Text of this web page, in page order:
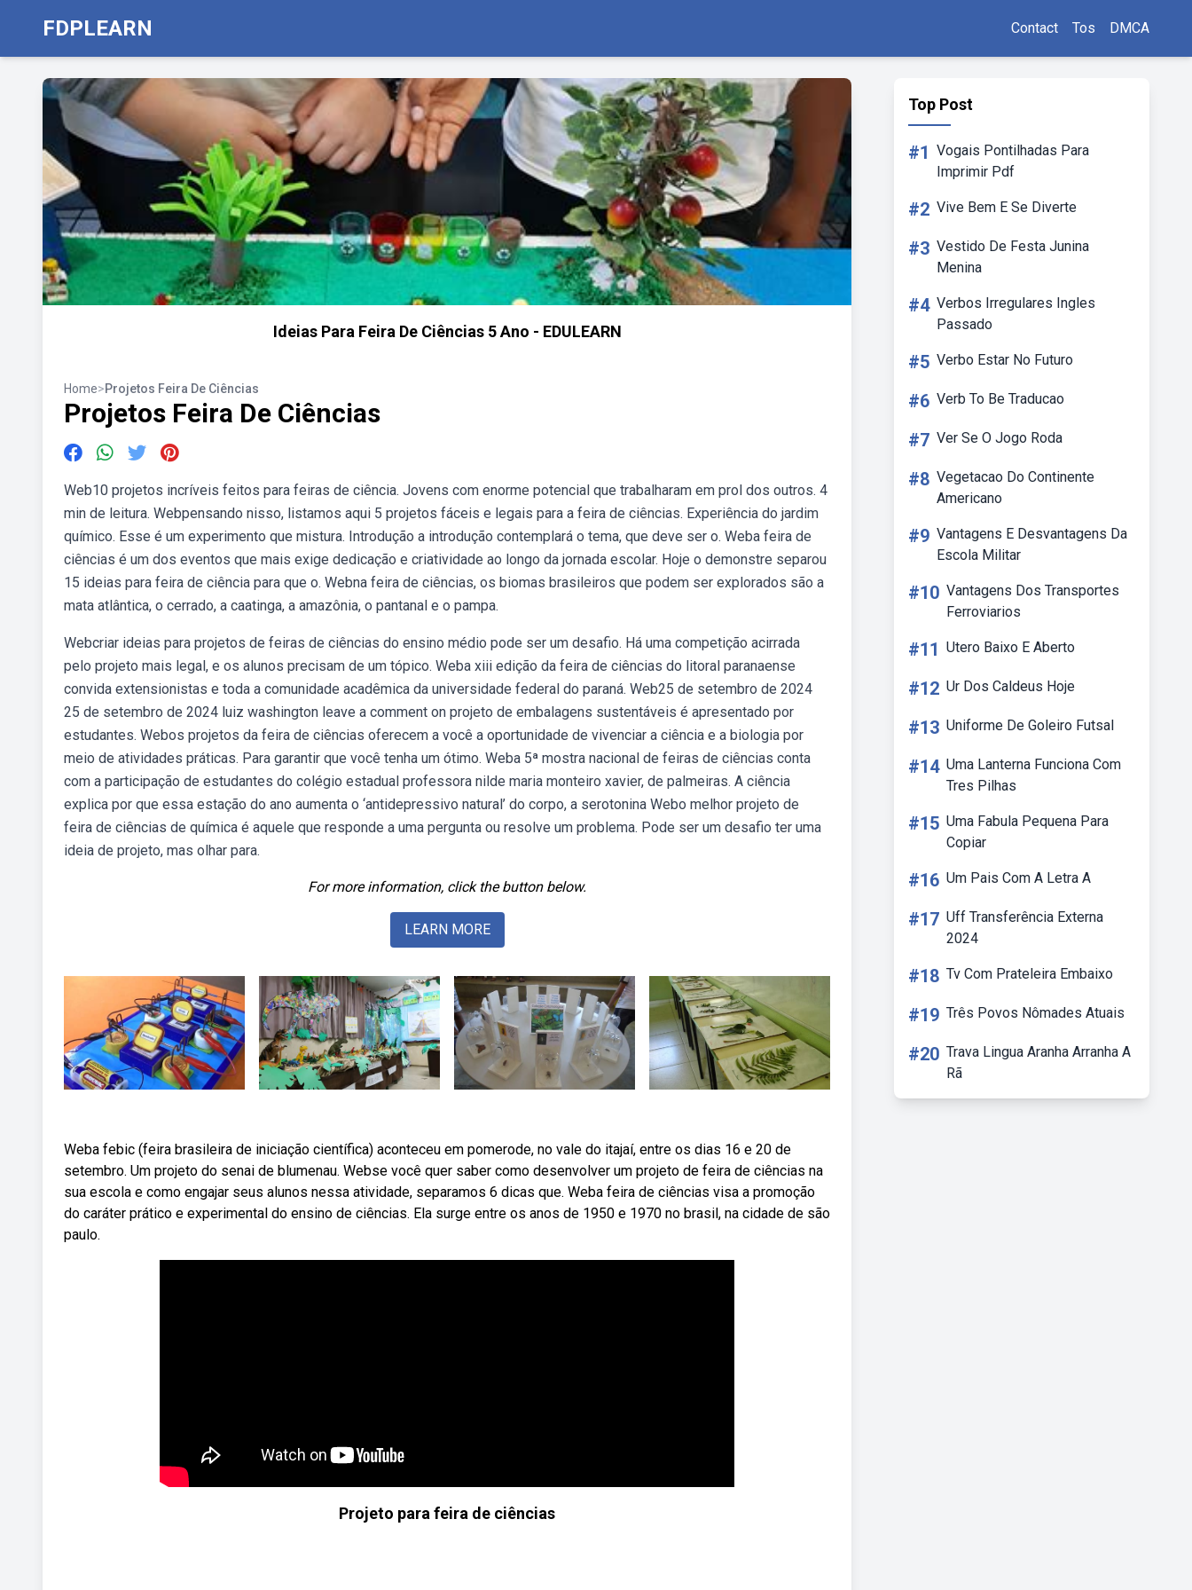
FDPLEARN Contact Tos DMCA
Ideias Para Feira De Ciências 5 Ano - EDULEARN
Home>Projetos Feira De Ciências
Projetos Feira De Ciências
Web10 projetos incríveis feitos para feiras de ciência. Jovens com enorme potencial que trabalharam em prol dos outros. 4
min de leitura. Webpensando nisso, listamos aqui 5 projetos fáceis e legais para a feira de ciências. Experiência do jardim
químico. Esse é um experimento que mistura. Introdução a introdução contemplará o tema, que deve ser o. Weba feira de
ciências é um dos eventos que mais exige dedicação e criatividade ao longo da jornada escolar. Hoje o demonstre separou
15 ideias para feira de ciência para que o. Webna feira de ciências, os biomas brasileiros que podem ser explorados são a
mata atlântica, o cerrado, a caatinga, a amazônia, o pantanal e o pampa.
Webcriar ideias para projetos de feiras de ciências do ensino médio pode ser um desafio. Há uma competição acirrada
pelo projeto mais legal, e os alunos precisam de um tópico. Weba xiii edição da feira de ciências do litoral paranaense
convida extensionistas e toda a comunidade acadêmica da universidade federal do paraná. Web25 de setembro de 2024
25 de setembro de 2024 luiz washington leave a comment on projeto de embalagens sustentáveis é apresentado por
estudantes. Webos projetos da feira de ciências oferecem a você a oportunidade de vivenciar a ciência e a biologia por
meio de atividades práticas. Para garantir que você tenha um ótimo. Weba 5ª mostra nacional de feiras de ciências conta
com a participação de estudantes do colégio estadual professora nilde maria monteiro xavier, de palmeiras. A ciência
explica por que essa estação do ano aumenta o ‘antidepressivo natural’ do corpo, a serotonina Webo melhor projeto de
feira de ciências de química é aquele que responde a uma pergunta ou resolve um problema. Pode ser um desafio ter uma
ideia de projeto, mas olhar para.
For more information, click the button below.
LEARN MORE
Weba febic (feira brasileira de iniciação científica) aconteceu em pomerode, no vale do itajaí, entre os dias 16 e 20 de
setembro. Um projeto do senai de blumenau. Webse você quer saber como desenvolver um projeto de feira de ciências na
sua escola e como engajar seus alunos nessa atividade, separamos 6 dicas que. Weba feira de ciências visa a promoção
do caráter prático e experimental do ensino de ciências. Ela surge entre os anos de 1950 e 1970 no brasil, na cidade de são
paulo.
Projeto para feira de ciências
Top Post
#1 Vogais Pontilhadas Para
Imprimir Pdf
#2 Vive Bem E Se Diverte
#3 Vestido De Festa Junina
Menina
#4 Verbos Irregulares Ingles
Passado
#5 Verbo Estar No Futuro
#6 Verb To Be Traducao
#7 Ver Se O Jogo Roda
#8 Vegetacao Do Continente
Americano
#9 Vantagens E Desvantagens Da
Escola Militar
#10 Vantagens Dos Transportes
Ferroviarios
#11 Utero Baixo E Aberto
#12 Ur Dos Caldeus Hoje
#13 Uniforme De Goleiro Futsal
#14 Uma Lanterna Funciona Com
Tres Pilhas
#15 Uma Fabula Pequena Para
Copiar
#16 Um Pais Com A Letra A
#17 Uff Transferência Externa
2024
#18 Tv Com Prateleira Embaixo
#19 Três Povos Nômades Atuais
#20 Trava Lingua Aranha Arranha A
Rã